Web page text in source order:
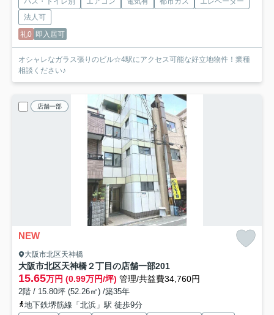
法人可
礼0 即入居可
オシャレなガラス張りのビル☆4駅にアクセス可能な好立地物件！業種
相談ください♪
店舗一部
NEW
大阪市北区天神橋
大阪市北区天神橋２丁目の店舗一部201
15.65万円 (0.99万円/坪) 管理/共益費34,760円
2階 / 15.80坪 (52.26㎡) /築35年
地下鉄堺筋線「北浜」駅 徒歩9分